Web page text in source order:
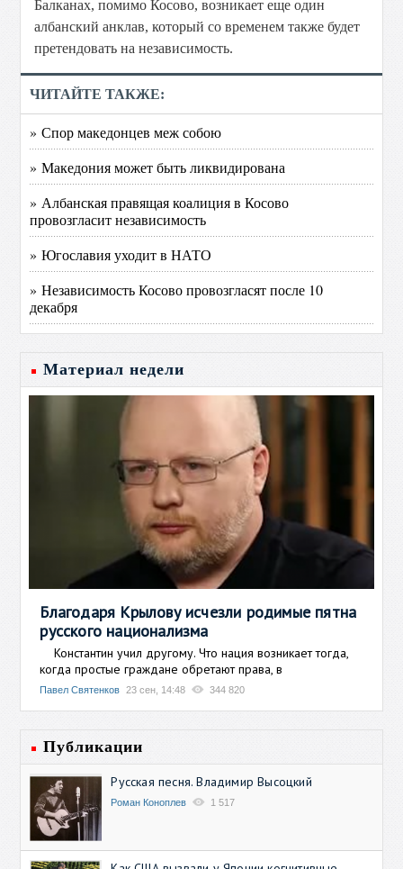
Балканах, помимо Косово, возникает еще один
албанский анклав, который со временем также будет
претендовать на независимость.
ЧИТАЙТЕ ТАКЖЕ:
» Спор македонцев меж собою
» Македония может быть ликвидирована
» Албанская правящая коалиция в Косово
провозгласит независимость
» Югославия уходит в НАТО
» Независимость Косово провозгласят после 10
декабря
Материал недели
Благодаря Крылову исчезли родимые пятна
русского национализма
Константин учил другому. Что нация возникает тогда,
когда простые граждане обретают права, в
Павел Святенков 23 сен, 14:48 344 820
Публикации
Русская песня. Владимир Высоцкий
Роман Коноплев 1 517